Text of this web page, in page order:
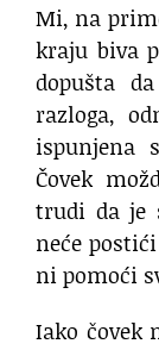
Mi, na
kraju biva
dopušta
razloga,
ispunjena
Čovek
trudi da je
neće
ni pomoći
Iako čovek